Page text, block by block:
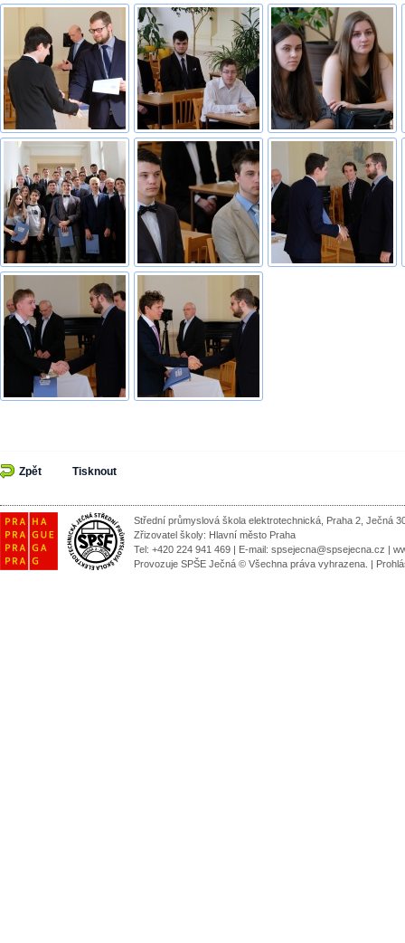
Zpět Tisknout
Střední průmyslová škola elektrotechnická, Praha 2, Ječná
Zřizovatel školy: Hlavní město Praha
Tel: +420 224 941 469 | E-mail: spsejecna@spsejecna.cz |
Provozuje SPŠE Ječná © Všechna práva vyhrazena. |